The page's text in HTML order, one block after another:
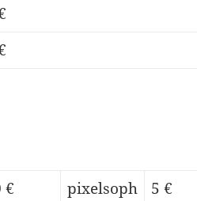
€
pixelsoph
5 €